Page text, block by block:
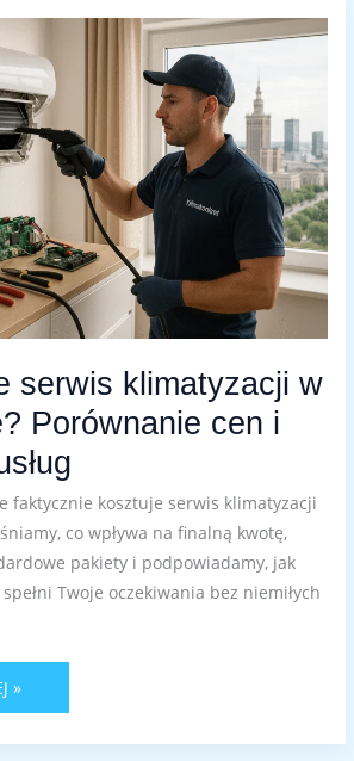
serwis klimatyzacji w
Porównanie cen i
faktycznie kosztuje serwis klimatyzacji
co wpływa na finalną kwotę,
pakiety i podpowiadamy, jak
Twoje oczekiwania bez niemiłych
»